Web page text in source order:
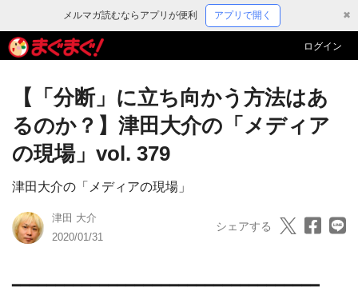
メルマガ読むならアプリが便利 アプリで開く ✖
ログイン
【「分断」に立ち向かう方法はあ
るのか？】津田大介の「メディア
の現場」vol. 379
津田大介の「メディアの現場」
津田 大介
2020/01/31
シェアする
━━━━━━━━━━━━━━━━━━━━━━━━━━━━━━━━━━━